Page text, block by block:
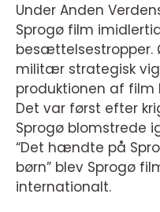
Under Anden
Sprogø film
besættelsestropper.
militær strategisk
produktionen af
Det var først efter
Sprogø blomstrede
“Det hændte på
børn” blev Sprogø
internationalt.